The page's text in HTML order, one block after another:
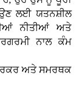
ਲਈ ਯਤਨਸ਼ੀਲ
ਨੀਤੀਆਂ ਅਤੇ
ਨਾਲ ਕੰਮ
ਅਤੇ ਸਮਰਥਕ